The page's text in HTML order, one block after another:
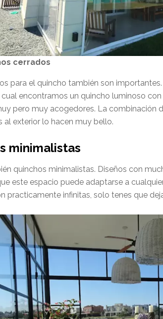
cerrados
para el quincho también son
cual encontramos un quincho luminoso
pero muy acogedores. La combinación
al exterior lo hacen muy bello.
minimalistas
quinchos minimalistas. Diseños con
este espacio puede adaptarse a
practicamente infinitas, solo tenes que